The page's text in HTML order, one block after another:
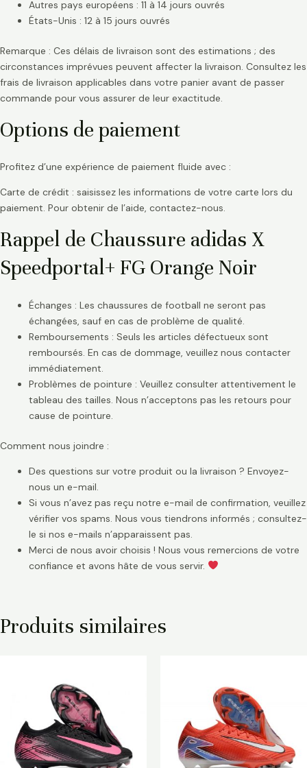
Autres pays européens : 11 à 14 jours ouvrés
États-Unis : 12 à 15 jours ouvrés
Remarque : Ces délais de livraison sont des estimations ; des
circonstances imprévues peuvent affecter la livraison. Consultez les
frais de livraison applicables dans votre panier avant de passer
commande pour vous assurer de leur exactitude.
Options de paiement
Profitez d’une expérience de paiement fluide avec :
Carte de crédit : saisissez les informations de votre carte lors du
paiement. Pour obtenir de l’aide, contactez-nous.
Rappel de Chaussure adidas X
Speedportal+ FG Orange Noir
Échanges : Les chaussures de football ne seront pas
échangées, sauf en cas de problème de qualité.
Remboursements : Seuls les articles défectueux sont
remboursés. En cas de dommage, veuillez nous contacter
immédiatement.
Problèmes de pointure : Veuillez consulter attentivement le
tableau des tailles. Nous n’acceptons pas les retours pour
cause de pointure.
Comment nous joindre :
Des questions sur votre produit ou la livraison ? Envoyez-
nous un e-mail.
Si vous n’avez pas reçu notre e-mail de confirmation, veuillez
vérifier vos spams. Nous vous tiendrons informés ; consultez-
le si nos e-mails n’apparaissent pas.
Merci de nous avoir choisis ! Nous vous remercions de votre
confiance et avons hâte de vous servir.
Produits similaires